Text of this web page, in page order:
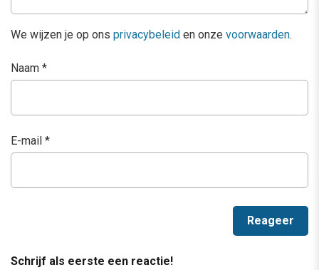
We wijzen je op ons privacybeleid en onze voorwaarden.
Naam *
E-mail *
Schrijf als eerste een reactie!